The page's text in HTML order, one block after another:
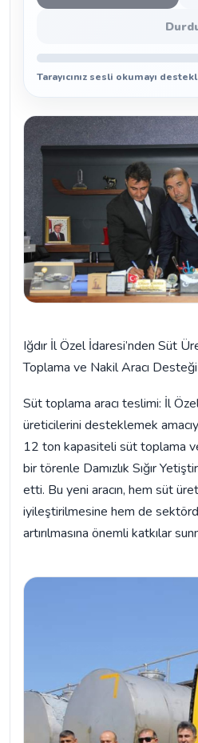
Tarayıcınız sesli okumayı
Iğdır İl Özel İdaresi’nden Süt
Toplama ve Nakil Aracı Desteği
Süt toplama aracı teslimi: İl
üreticilerini desteklemek
12 ton kapasiteli süt toplama
bir törenle Damızlık Sığır
etti. Bu yeni aracın, hem süt
iyileştirilmesine hem de
artırılmasına önemli katkılar